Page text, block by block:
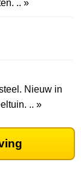
.. »
Nieuw in
.. »